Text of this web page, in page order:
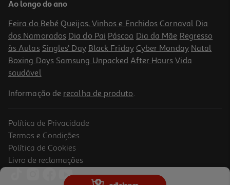
229.99 €/un
229,99 €
Impressora Epson Ecotank Et-2830 Multifunções
Ao longo do ano
Feira do Bebé Queijos, Vinhos e Enchidos Carnaval Dia
dos Namorados Dia do Pai Páscoa Dia da Mãe Regresso
às Aulas Singles' Day Black Friday Cyber Monday Natal
Boxing Days Samsung Unpacked After Hours Vida
saudável
Informação de recolha de produto.
Política de Privacidade
Termos e Condições
Política de Cookies
Livro de reclamações